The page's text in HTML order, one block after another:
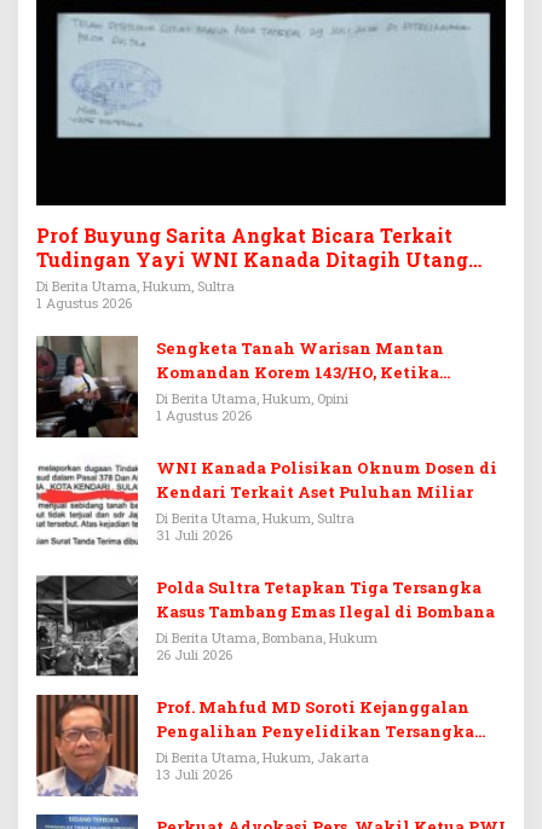
Prof Buyung Sarita Angkat Bicara Terkait
Tudingan Yayi WNI Kanada Ditagih Utang
Rp3,6 Miliar
Di Berita Utama, Hukum, Sultra
1 Agustus 2026
Sengketa Tanah Warisan Mantan
Komandan Korem 143/HO, Ketika
Warisan Menjadi Arena Pemerasan
Di Berita Utama, Hukum, Opini
1 Agustus 2026
WNI Kanada Polisikan Oknum Dosen di
Kendari Terkait Aset Puluhan Miliar
Di Berita Utama, Hukum, Sultra
31 Juli 2026
Polda Sultra Tetapkan Tiga Tersangka
Kasus Tambang Emas Ilegal di Bombana
Di Berita Utama, Bombana, Hukum
26 Juli 2026
Prof. Mahfud MD Soroti Kejanggalan
Pengalihan Penyelidikan Tersangka
Febrie Adriansyah
Di Berita Utama, Hukum, Jakarta
13 Juli 2026